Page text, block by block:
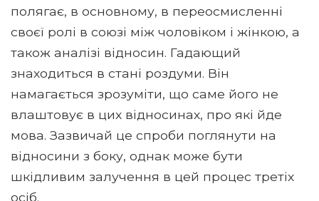
полягає, в основному, в переосмисленні
своєї ролі в союзі між чоловіком і жінкою, а
також аналізі відносин. Гадающий
знаходиться в стані роздуми. Він
намагається зрозуміти, що саме його не
влаштовує в цих відносинах, про які йде
мова. Зазвичай це спроби поглянути на
відносини з боку, однак може бути
шкідливим залучення в цей процес третіх
осіб.